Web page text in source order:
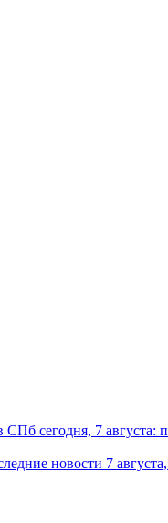
СПб сегодня, 7 августа:
новости 7